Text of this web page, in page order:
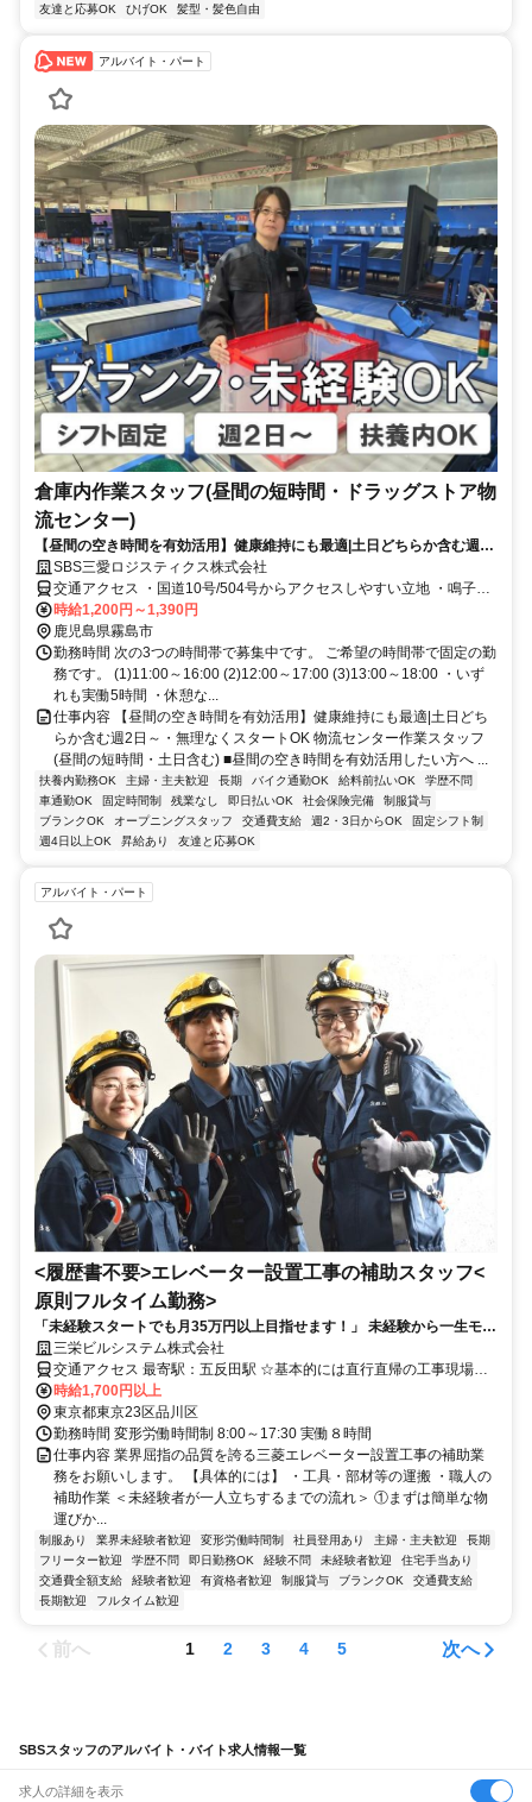
友達と応募OK
ひげOK 髪型・髪色自由
アルバイト・パート
倉庫内作業スタッフ(昼間の短時間・ドラッグストア物
流センター)
【昼間の空き時間を有効活用】健康維持にも最適|土日どちらか含む週2
日～・無理なくスタートOK
SBS三愛ロジスティクス株式会社
交通アクセス ・国道10号/504号からアクセスしやすい立地 ・鳴子前
食堂さんを入ってすぐ ・国分ICから西へ車で約3分 ■通勤手段 ・車通
勤OK(駐車場代 月1,000円・給与控除) ・バイク通勤OK ・自転車通勤
も可
時給1,200円～1,390円
鹿児島県霧島市
勤務時間 次の3つの時間帯で募集中です。 ご希望の時間帯で固定の勤
務です。 (1)11:00～16:00 (2)12:00～17:00 (3)13:00～18:00 ・いず
れも実働5時間 ・休憩な...
仕事内容 【昼間の空き時間を有効活用】健康維持にも最適|土日どち
らか含む週2日～・無理なくスタートOK 物流センター作業スタッフ
(昼間の短時間・土日含む) ■昼間の空き時間を有効活用したい方へ ...
扶養内勤務OK 主婦・主夫歓迎 長期 バイク通勤OK 給料前払いOK
学歴不問
車通勤OK
固定時間制 残業なし 即日払いOK 社会保険完備
制服貸与
ブランクOK
オープニングスタッフ 交通費支給 週2・3日からOK
固定シフト制
週4日以上OK
昇給あり 友達と応募OK
アルバイト・パート
<履歴書不要>エレベーター設置工事の補助スタッフ<
原則フルタイム勤務>
「未経験スタートでも月35万円以上目指せます！」 未経験から一生モノ
の技術が身につく！
三栄ビルシステム株式会社
交通アクセス 最寄駅：五反田駅 ☆基本的には直行直帰の工事現場で
す。 都心部・横浜・川崎エリア中心でアクセス良好！
時給1,700円以上
東京都東京23区品川区
勤務時間 変形労働時間制 8:00～17:30 実働８時間
仕事内容 業界屈指の品質を誇る三菱エレベーター設置工事の補助業
務をお願いします。 【具体的には】 ・工具・部材等の運搬 ・職人の
補助作業 ＜未経験者が一人立ちするまでの流れ＞ ①まずは簡単な物
運びか...
制服あり 業界未経験者歓迎 変形労働時間制 社員登用あり 主婦・主夫歓迎
長期
フリーター歓迎
学歴不問 即日勤務OK 経験不問 未経験者歓迎
住宅手当あり
交通費全額支給
経験者歓迎 有資格者歓迎 制服貸与 ブランクOK
交通費支給
長期歓迎
フルタイム歓迎
前へ 1 2 3 4 5 次へ
SBSスタッフのアルバイト・バイト求人情報一覧
求人の詳細を表示